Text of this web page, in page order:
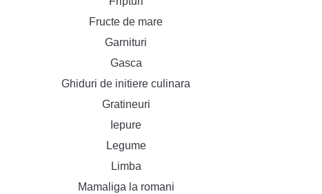
Fructe de mare
Garnituri
Gasca
Ghiduri de initiere culinara
Gratineuri
Iepure
Legume
Limba
Mamaliga la romani